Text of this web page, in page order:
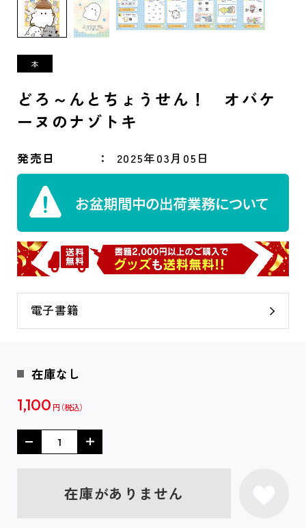
どろ～んとちょうせん！ オバケ
ーヌのナゾトキ
発売日 2025年03月05日
電子書籍
在庫なし
1,100 円
在庫がありません